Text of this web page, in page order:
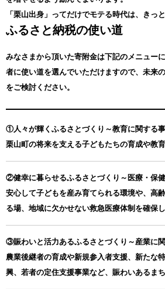
「栗山出身」ってだけでモテる時代は、きっ
ふるさと納税の使い道
みなさまから頂いた寄附金は下記のメニュー
者に使い道を選んでいただけますので、未来
をご検討ください。
①人々が輝くふるさとづくり～教育に関する
栗山町の将来を支える子どもたちの育成や教
②健幸に暮らせるふるさとづくり～医療・保
安心して子どもを産み育てられる環境や、高
る場、地域に欠かせない救急医療体制を確保し
③賑わいと活力あるふるさとづくり～産業に
農業後継者の育成や新規参入者支援、新たな
興、若者の定住支援事業など、賑わいあるま